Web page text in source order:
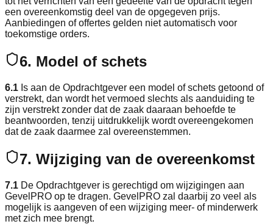
een overeenkomstig deel van de opgegeven prijs.
Aanbiedingen of offertes gelden niet automatisch voor
toekomstige orders.
6. Model of schets
6.1 Is aan de Opdrachtgever een model of schets getoond of
verstrekt, dan wordt het vermoed slechts als aanduiding te
zijn verstrekt zonder dat de zaak daaraan behoefde te
beantwoorden, tenzij uitdrukkelijk wordt overeengekomen
dat de zaak daarmee zal overeenstemmen.
7. Wijziging van de overeenkomst
7.1 De Opdrachtgever is gerechtigd om wijzigingen aan
GevelPRO op te dragen. GevelPRO zal daarbij zo veel als
mogelijk is aangeven of een wijziging meer- of minderwerk
met zich mee brengt.